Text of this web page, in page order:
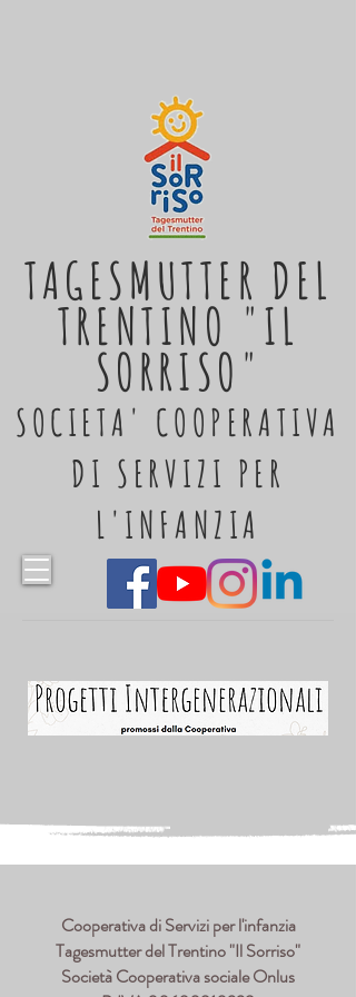
TAGESMUTTER DEL
TRENTINO "IL
SORRISO"
SOCIETA' COOPERATIVA
DI SERVIZI PER
L'INFANZIA
Cooperativa di Servizi per l'infanzia
Tagesmutter del Trentino "Il Sorriso"
Società Cooperativa sociale Onlus